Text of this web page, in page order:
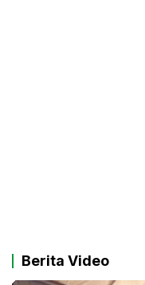
Berita Video